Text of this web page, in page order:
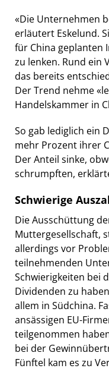
«Die Unternehmen
erläutert Eskelund.
für China geplanten
zu lenken. Rund ein
das bereits
Der Trend nehme
Handelskammer in
So gab lediglich ein
mehr Prozent ihrer
Der Anteil sinke,
schrumpften,
Schwierige
Die Ausschüttung
Muttergesellschaft,
allerdings vor
teilnehmenden
Schwierigkeiten bei
Dividenden zu
allem in Südchina.
ansässigen EU-
teilgenommen
bei der
Fünftel kam es zu